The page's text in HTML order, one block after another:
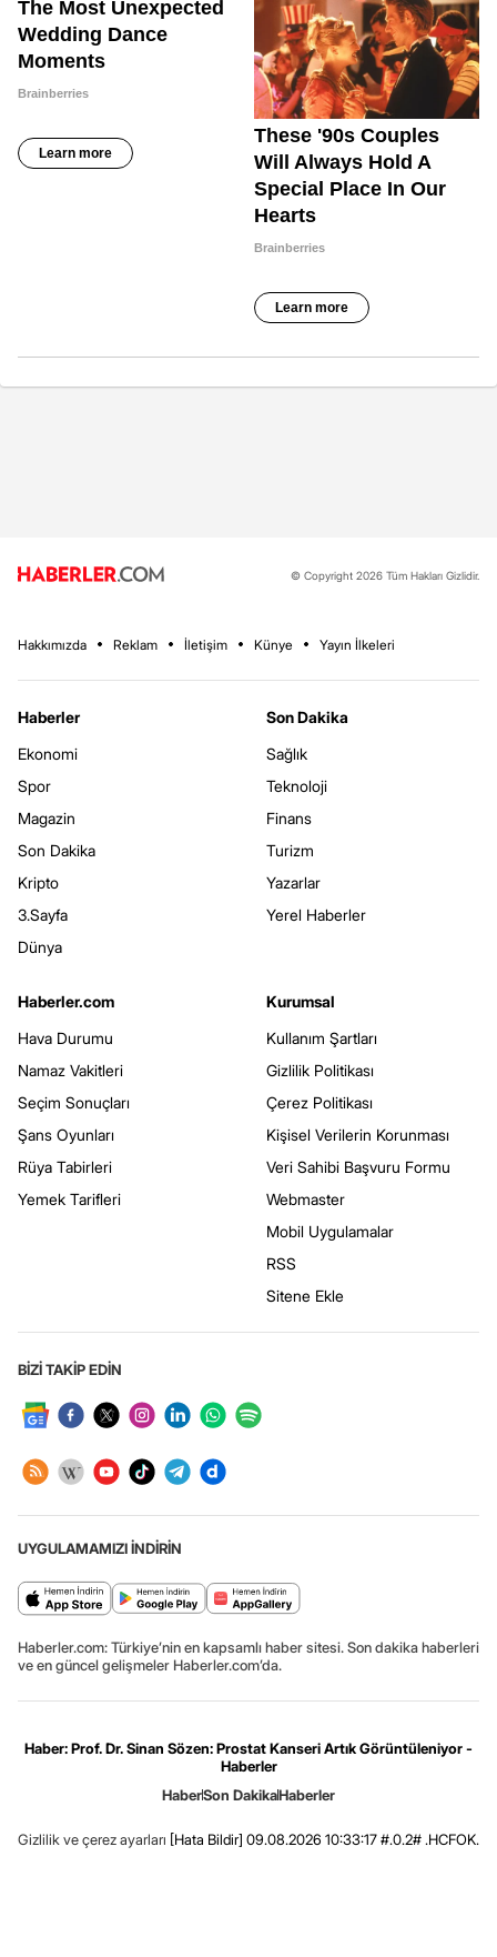
© Copyright 2026 Tüm Hakları Gizlidir.
Hakkımızda Reklam İletişim Künye Yayın İlkeleri
Haberler
Ekonomi
Spor
Magazin
Son Dakika
Kripto
3.Sayfa
Dünya
Son Dakika
Sağlık
Teknoloji
Finans
Turizm
Yazarlar
Yerel Haberler
Haberler.com
Hava Durumu
Namaz Vakitleri
Seçim Sonuçları
Şans Oyunları
Rüya Tabirleri
Yemek Tarifleri
Kurumsal
Kullanım Şartları
Gizlilik Politikası
Çerez Politikası
Kişisel Verilerin Korunması
Veri Sahibi Başvuru Formu
Webmaster
Mobil Uygulamalar
RSS
Sitene Ekle
BİZİ TAKİP EDİN
UYGULAMAMIZI İNDİRİN
Haberler.com: Türkiye’nin en kapsamlı haber sitesi. Son dakika haberleri
ve en güncel gelişmeler Haberler.com’da.
Haber: Prof. Dr. Sinan Sözen: Prostat Kanseri Artık Görüntüleniyor -
Haberler
HaberSon DakikaHaberler
Gizlilik ve çerez ayarları [Hata Bildir] 09.08.2026 10:33:17 #.0.2# .HCFOK.